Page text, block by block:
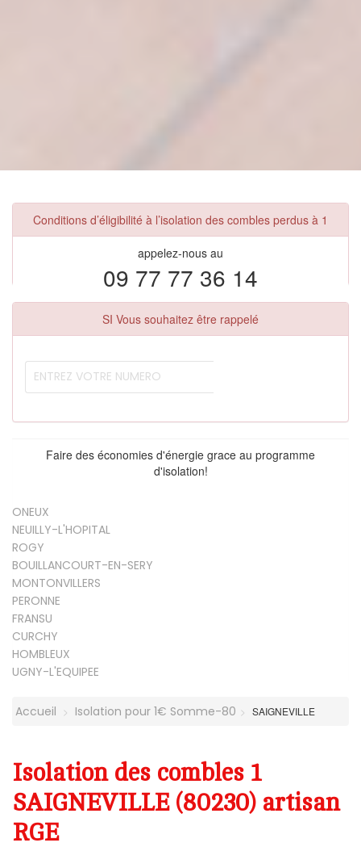
Conditions d’éligibilité à l’isolation des combles perdus à 1
appelez-nous au
09 77 77 36 14
SI Vous souhaitez être rappelé
Faire des économies d'énergie grace au programme
d'isolation!
ONEUX
NEUILLY-L'HOPITAL
ROGY
BOUILLANCOURT-EN-SERY
MONTONVILLERS
PERONNE
FRANSU
CURCHY
HOMBLEUX
UGNY-L'EQUIPEE
Accueil Isolation pour 1€ Somme-80 SAIGNEVILLE
Isolation des combles 1
SAIGNEVILLE (80230) artisan
RGE